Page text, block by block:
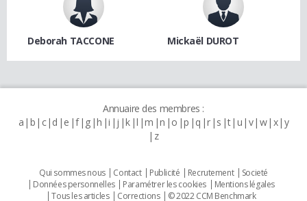
Deborah TACCONE Mickaël DUROT
Annuaire des membres :
a b c d e f g h i j k l m n o p q r s t u v w x y
z
Qui sommes nous Contact Publicité Recrutement
Societé
Données personnelles
Paramétrer les cookies
Mentions légales
Tous les articles
Corrections © 2022 CCM Benchmark